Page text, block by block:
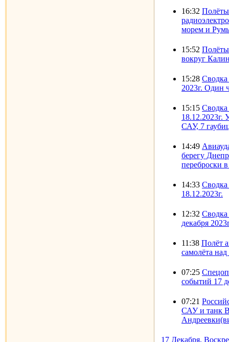
16:32 Полёты
морем и
15:52 Полёты
вокруг
15:28 Сводка
2023г. Один
15:15
САУ, 7
14:49
берегу
переброски
14:33 Сводка
18.12.2023г.
12:32 Сводка
декабря
11:38 Полёт
самолёта
07:25
событий 17
07:21
САУ и танк
17 Декабря,